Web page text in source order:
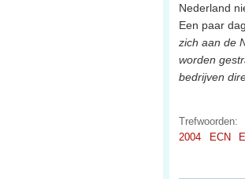
Nederland
Een paar
zich aan de
worden
bedrijven
Trefwoorden:
2004
ECN